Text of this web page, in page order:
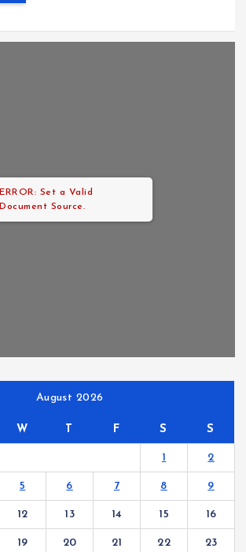
ERROR: Set a Valid
Document Source.
August 2026
W T F S S
1 2
5 6 7 8 9
12 13 14 15 16
19 20 21 22 23